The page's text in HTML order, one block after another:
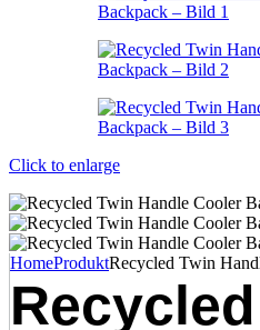
Click to enlarge
HomeProduktRecycled Twin